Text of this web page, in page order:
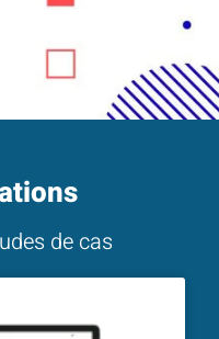
de cas